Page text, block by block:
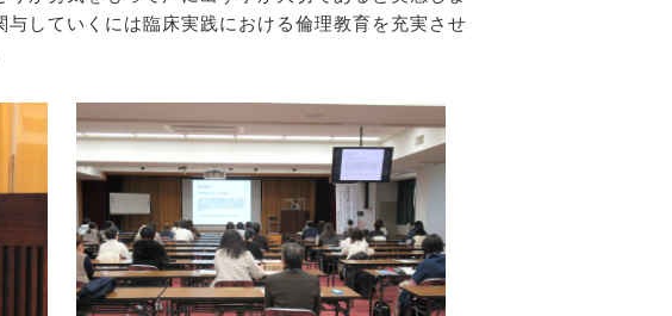
していくには臨床実践における倫理教育を充実させ